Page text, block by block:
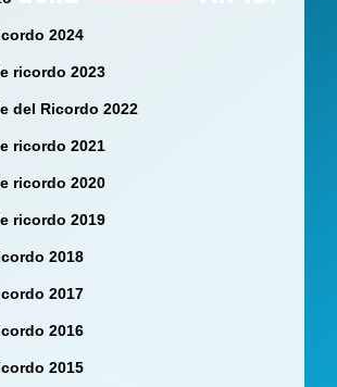
2024
ricordo 2023
del Ricordo 2022
ricordo 2021
ricordo 2020
ricordo 2019
2018
2017
2016
2015